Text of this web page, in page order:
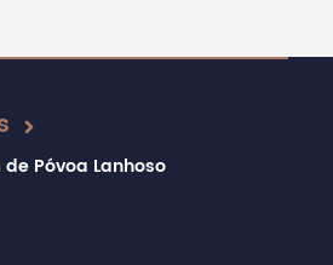
2020
Póvoa Lanhoso